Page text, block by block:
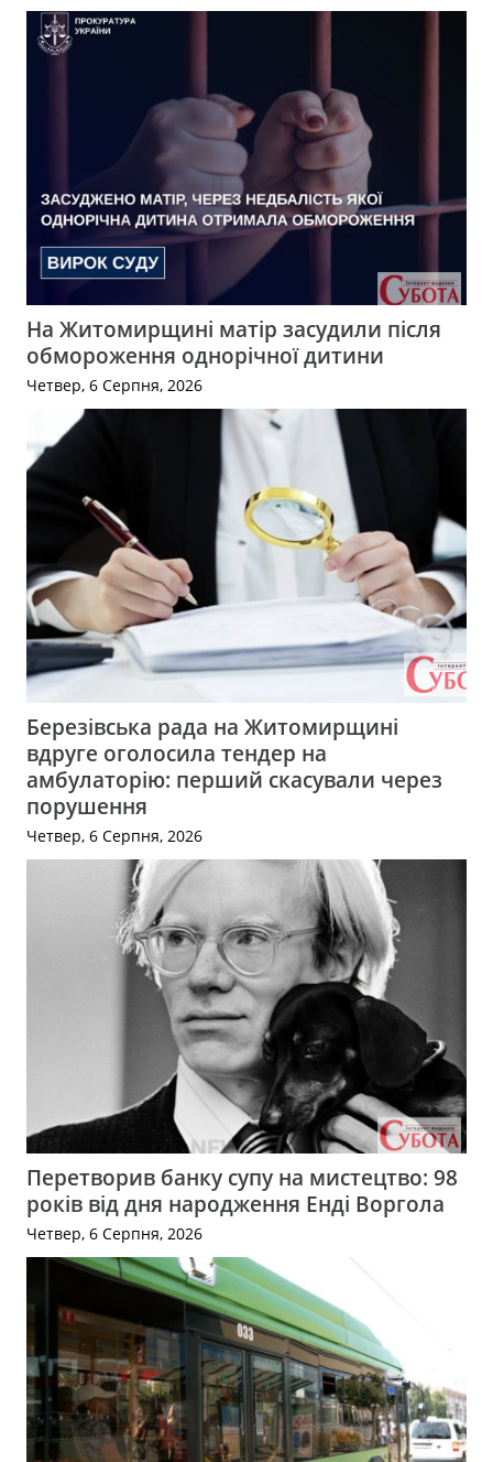
На Житомирщині матір засудили після
обмороження однорічної дитини
Четвер, 6 Серпня, 2026
Березівська рада на Житомирщині
вдруге оголосила тендер на
амбулаторію: перший скасували через
порушення
Четвер, 6 Серпня, 2026
Перетворив банку супу на мистецтво: 98
років від дня народження Енді Воргола
Четвер, 6 Серпня, 2026